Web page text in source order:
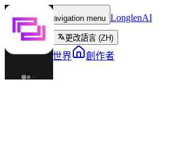
Toggle navigation menu LonglenAI
更改語言 (ZH)
角色 世界 創作者